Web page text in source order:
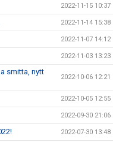
2022-11-15 10:37
2022-11-14 15:38
2022-11-07 14:12
2022-11-03 13:23
smitta, nytt
2022-10-06 12:21
2022-10-05 12:55
2022-09-30 21:06
2022-07-30 13:48